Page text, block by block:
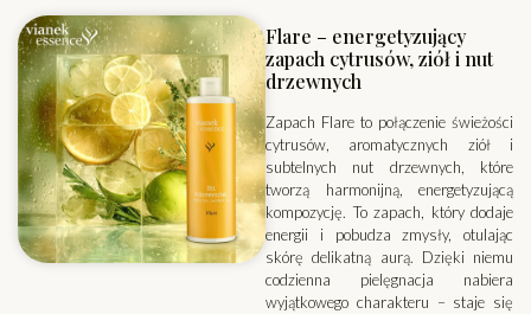
Flare – energetyzujący
zapach cytrusów, ziół i nut
drzewnych
Zapach Flare to połączenie świeżości
cytrusów, aromatycznych ziół i
subtelnych nut drzewnych, które
tworzą harmonijną, energetyzującą
kompozycję. To zapach, który dodaje
energii i pobudza zmysły, otulając
skórę delikatną aurą. Dzięki niemu
codzienna pielęgnacja nabiera
wyjątkowego charakteru – staje się